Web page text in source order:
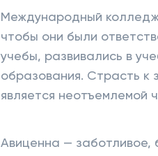
Международный колледж
чтобы они были
учебы, развивались в
образования. Страсть к
является неотъемлемой
Авиценна — заботливое,